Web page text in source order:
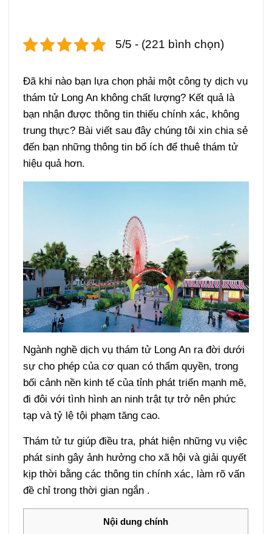
5/5 - (221 bình chọn)
Đã khi nào bạn lựa chọn phải một công ty dịch vụ
thám tử Long An không chất lượng? Kết quả là
bạn nhận được thông tin thiếu chính xác, không
trung thực? Bài viết sau đây chúng tôi xin chia sẻ
đến bạn những thông tin bổ ích để thuê thám tử
hiệu quả hơn.
Ngành nghề dịch vụ thám tử Long An ra đời dưới
sự cho phép của cơ quan có thẩm quyền, trong
bối cảnh nền kinh tế của tỉnh phát triển mạnh mẽ,
đi đôi với tình hình an ninh trật tự trở nên phức
tạp và tỷ lệ tội phạm tăng cao.
Thám tử tư giúp điều tra, phát hiện những vụ việc
phát sinh gây ảnh hưởng cho xã hội và giải quyết
kịp thời bằng các thông tin chính xác, làm rõ vấn
đề chỉ trong thời gian ngắn .
Nội dung chính